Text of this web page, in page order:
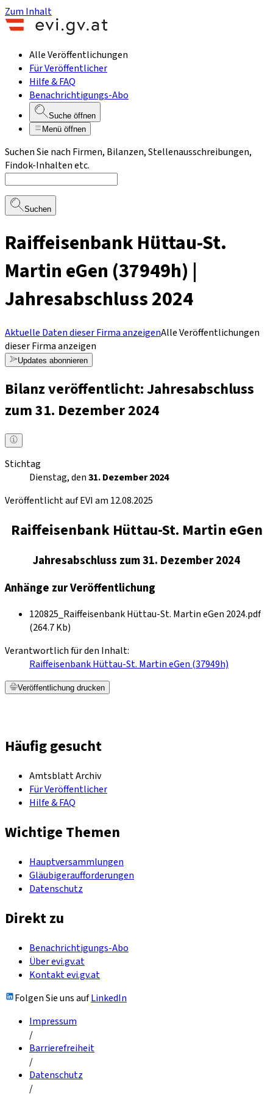
Zum Inhalt
Alle Veröffentlichungen
Für Veröffentlicher
Hilfe & FAQ
Benachrichtigungs-Abo
Suche öffnen
Menü öffnen
Suchen Sie nach Firmen, Bilanzen, Stellenausschreibungen,
Findok-Inhalten etc.
Suchen
Raiffeisenbank Hüttau-St.
Martin eGen (37949h) |
Jahresabschluss 2024
Aktuelle Daten dieser Firma anzeigenAlle Veröffentlichungen
dieser Firma anzeigen
Updates abonnieren
Bilanz veröffentlicht: Jahresabschluss
zum 31. Dezember 2024
Stichtag
Dienstag, den31. Dezember 2024
Veröffentlicht auf EVI am 12.08.2025
Raiffeisenbank Hüttau-St. Martin eGen
Jahresabschluss zum 31. Dezember 2024
Anhänge zur Veröffentlichung
120825_Raiffeisenbank Hüttau-St. Martin eGen 2024.pdf
(264.7 Kb)
Verantwortlich für den Inhalt:
Raiffeisenbank Hüttau-St. Martin eGen (37949h)
Veröffentlichung drucken
Häufig gesucht
Amtsblatt Archiv
Für Veröffentlicher
Hilfe & FAQ
Wichtige Themen
Hauptversammlungen
Gläubigeraufforderungen
Datenschutz
Direkt zu
Benachrichtigungs-Abo
Über evi.gv.at
Kontakt evi.gv.at
Folgen Sie uns aufLinkedIn
Impressum
/
Barrierefreiheit
/
Datenschutz
/